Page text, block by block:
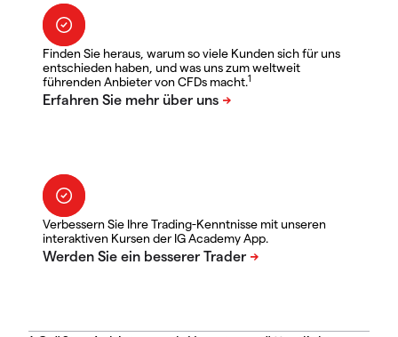
Finden Sie heraus, warum so viele Kunden sich für uns
entschieden haben, und was uns zum weltweit
führenden Anbieter von CFDs macht.1
Verbessern Sie Ihre Trading-Kenntnisse mit unseren
interaktiven Kursen der IG Academy App.